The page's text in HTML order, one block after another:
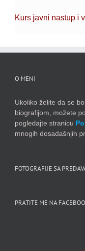
Kurs javni nastup i
O MENI
Ukoliko želite da se
biografijom, možete
pogledajte stranicu
mnogih dosadašnjih
FOTOGRAFIJE SA
PRATITE ME NA